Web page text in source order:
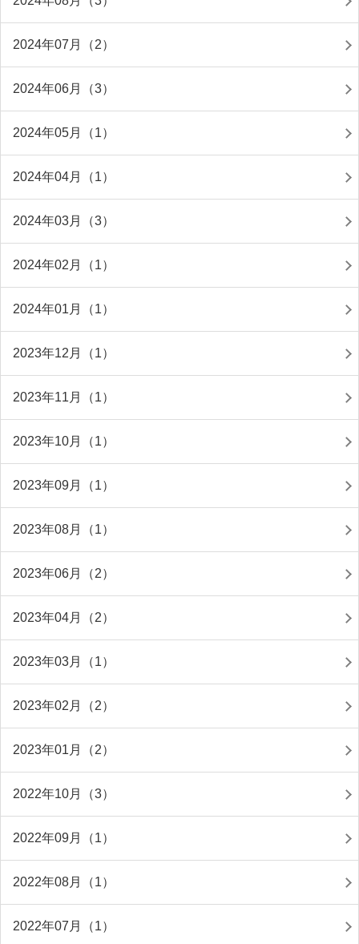
2024年07月（2）
2024年06月（3）
2024年05月（1）
2024年04月（1）
2024年03月（3）
2024年02月（1）
2024年01月（1）
2023年12月（1）
2023年11月（1）
2023年10月（1）
2023年09月（1）
2023年08月（1）
2023年06月（2）
2023年04月（2）
2023年03月（1）
2023年02月（2）
2023年01月（2）
2022年10月（3）
2022年09月（1）
2022年08月（1）
2022年07月（1）